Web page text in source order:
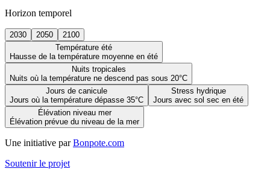
Horizon temporel
2030 2050
2100
Température été
Hausse de la température moyenne en été
Nuits tropicales
Nuits où la température ne descend pas sous 20°C
Jours de canicule
Jours où la température dépasse 35°C
Stress hydrique
Jours avec sol sec en été
Élévation niveau mer
Élévation prévue du niveau de la mer
Une initiative par Bonpote.com
Soutenir le projet